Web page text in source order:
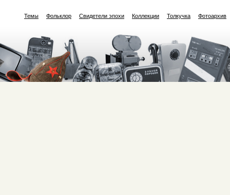
Темы Фольклор Свидетели эпохи Коллекции Толкучка Фотоархив